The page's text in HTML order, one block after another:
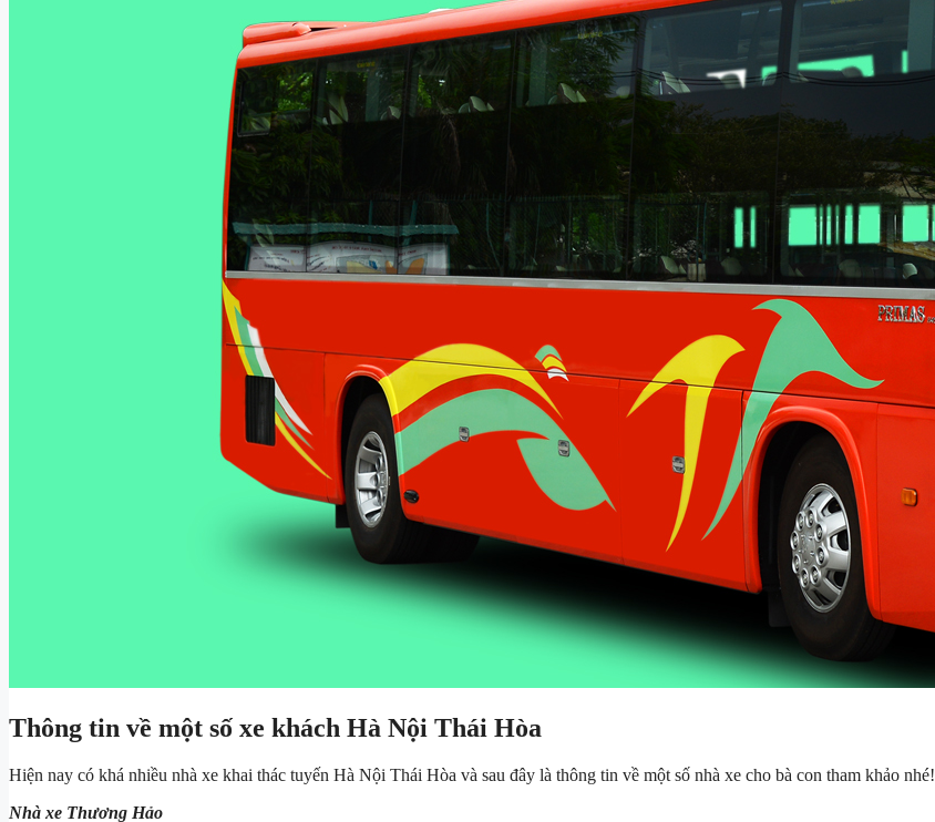
Thông tin về một số xe khách Hà Nội Thái Hòa
Hiện nay có khá nhiều nhà xe khai thác tuyến Hà Nội Thái Hòa và sau đây là thông tin về một số nhà xe cho bà con tham khảo nhé!
Nhà xe Thương Hảo